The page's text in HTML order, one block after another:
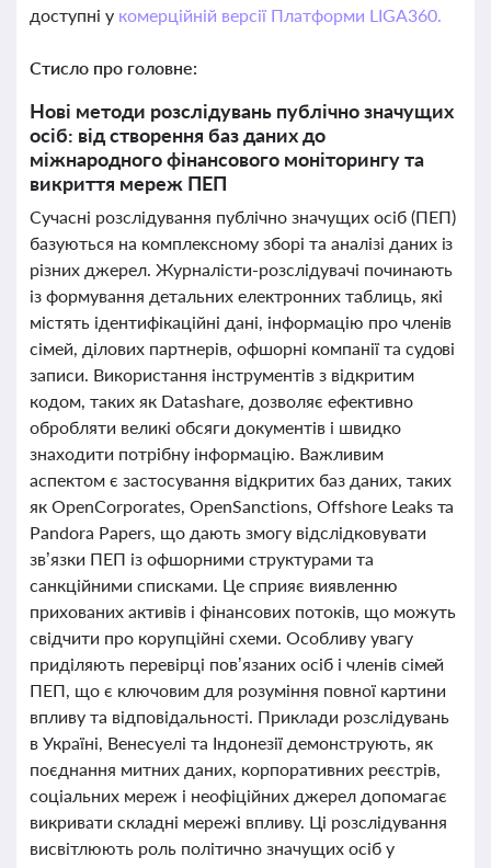
доступні у комерційній версії Платформи LIGA360.
Стисло про головне:
Нові методи розслідувань публічно значущих
осіб: від створення баз даних до
міжнародного фінансового моніторингу та
викриття мереж ПЕП
Сучасні розслідування публічно значущих осіб (ПЕП)
базуються на комплексному зборі та аналізі даних із
різних джерел. Журналісти-розслідувачі починають
із формування детальних електронних таблиць, які
містять ідентифікаційні дані, інформацію про членів
сімей, ділових партнерів, офшорні компанії та судові
записи. Використання інструментів з відкритим
кодом, таких як Datashare, дозволяє ефективно
обробляти великі обсяги документів і швидко
знаходити потрібну інформацію. Важливим
аспектом є застосування відкритих баз даних, таких
як OpenCorporates, OpenSanctions, Offshore Leaks та
Pandora Papers, що дають змогу відслідковувати
зв’язки ПЕП із офшорними структурами та
санкційними списками. Це сприяє виявленню
прихованих активів і фінансових потоків, що можуть
свідчити про корупційні схеми. Особливу увагу
приділяють перевірці пов’язаних осіб і членів сімей
ПЕП, що є ключовим для розуміння повної картини
впливу та відповідальності. Приклади розслідувань
в Україні, Венесуелі та Індонезії демонструють, як
поєднання митних даних, корпоративних реєстрів,
соціальних мереж і неофіційних джерел допомагає
викривати складні мережі впливу. Ці розслідування
висвітлюють роль політично значущих осіб у